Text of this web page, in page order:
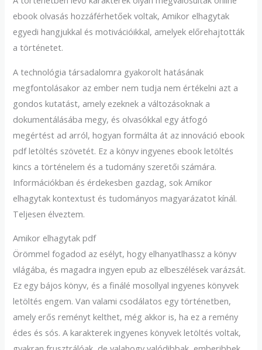
ebook olvasás hozzáférhetőek voltak, Amikor elhagytak
egyedi hangjukkal és motivációikkal, amelyek előrehajtották
a történetet.
A technológia társadalomra gyakorolt hatásának
megfontolásakor az ember nem tudja nem értékelni azt a
gondos kutatást, amely ezeknek a változásoknak a
dokumentálásába megy, és olvasókkal egy átfogó
megértést ad arról, hogyan formálta át az innováció ebook
pdf letöltés szövetét. Ez a könyv ingyenes ebook letöltés
kincs a történelem és a tudomány szeretői számára.
Információkban és érdekesben gazdag, sok Amikor
elhagytak kontextust és tudományos magyarázatot kínál.
Teljesen élveztem.
Amikor elhagytak pdf
Örömmel fogadod az esélyt, hogy elhanyatlhassz a könyv
világába, és magadra ingyen epub az elbeszélések varázsát.
Ez egy bájos könyv, és a finálé mosollyal ingyenes könyvek
letöltés engem. Van valami csodálatos egy történetben,
amely erős reményt kelthet, még akkor is, ha ez a remény
édes és sós. A karakterek ingyenes könyvek letöltés voltak,